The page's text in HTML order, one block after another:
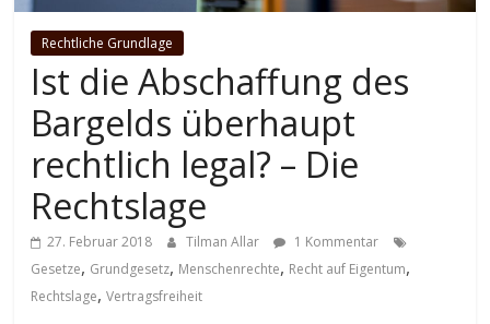
Rechtliche Grundlage
Ist die Abschaffung des
Bargelds überhaupt
rechtlich legal? – Die
Rechtslage
27. Februar 2018 Tilman Allar
1 Kommentar
Gesetze, Grundgesetz, Menschenrechte, Recht auf Eigentum,
Rechtslage,Vertragsfreiheit